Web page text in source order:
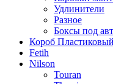
Удлинители
Разное
Боксы под
Короб
Fetih
Nilson
Touran